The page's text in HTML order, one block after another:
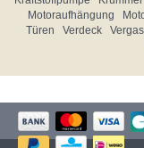
Motoraufhängung
Türen
Verdeck